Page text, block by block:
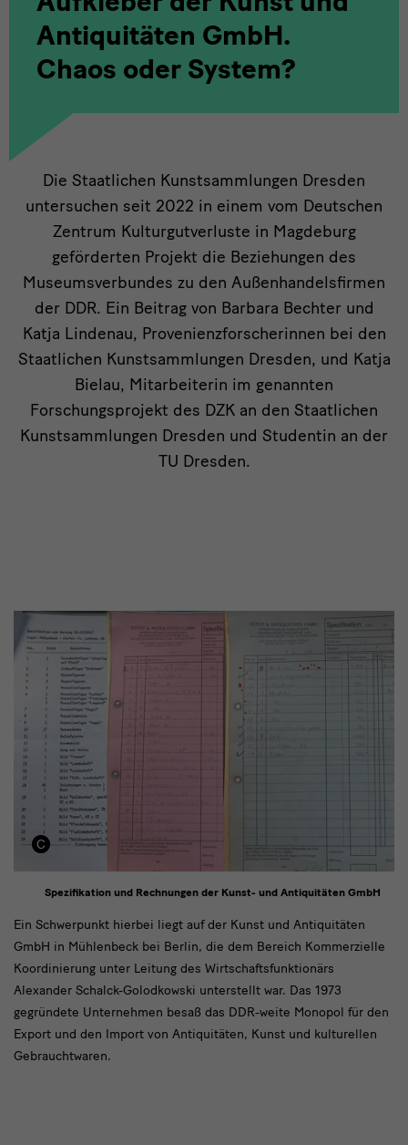
Antiquitäten GmbH.
Chaos oder System?
Die
Staatlichen
Kunstsammlungen
Die Staatlichen Kunstsammlungen Dresden
untersuchen seit 2022 in einem vom Deutschen
Zentrum Kulturgutverluste in Magdeburg
geförderten Projekt die Beziehungen des
Museumsverbundes zu den Außenhandelsfirmen
der DDR. Ein Beitrag von Barbara Bechter und
Katja Lindenau, Provenienzforscherinnen bei den
Staatlichen Kunstsammlungen Dresden, und Katja
Bielau, Mitarbeiterin im genannten
Forschungsprojekt des DZK an den Staatlichen
Kunstsammlungen Dresden und Studentin an der
TU Dresden.
Das
Deutsche
Zentrum
Kulturgutverluste
Ein Schwerpunkt hierbei liegt auf der Kunst und Antiquitäten
GmbH in Mühlenbeck bei Berlin, die dem Bereich Kommerzielle
Koordinierung unter Leitung des Wirtschaftsfunktionärs
Alexander Schalck-Golodkowski unterstellt war. Das 1973
gegründete Unternehmen besaß das DDR-weite Monopol für den
Export und den Import von Antiquitäten, Kunst und kulturellen
Gebrauchtwaren.
Spezifikation und Rechnungen der Kunst- und Antiquitäten GmbH